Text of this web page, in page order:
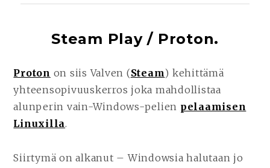
Steam Play / Proton.
Proton on siis Valven (Steam) kehittämä
yhteensopivuuskerros joka mahdollistaa
alunperin vain-Windows-pelien pelaamisen
Linuxilla.
Siirtymä on alkanut – Windowsia halutaan jo